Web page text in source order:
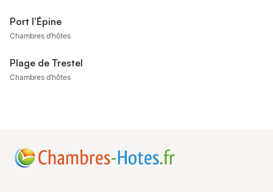
Port l'Épine
Chambres d’hôtes
Plage de Trestel
Chambres d’hôtes